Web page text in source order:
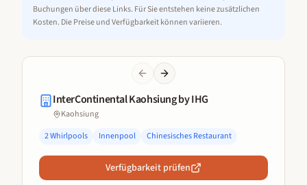
Buchungen über diese Links. Für Sie entstehen keine zusätzlichen
Kosten. Die Preise und Verfügbarkeit können variieren.
Previous slide
Next slide
InterContinental Kaohsiung by IHG
Kaohsiung
2 Whirlpools
Innenpool Chinesisches Restaurant
Verfügbarkeit prüfen